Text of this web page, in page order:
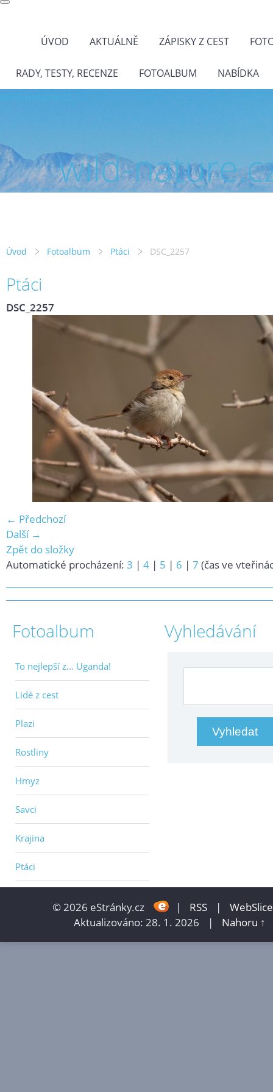
ÚVOD AKTUÁLNĚ ZÁPISKY Z CEST
RADY, TESTY, RECENZE FOTOALBUM NABÍDKA
wild-
Úvod Fotoalbum Ptáci DSC_2257
Ptáci
DSC_2257
← Předchozí
Další →
Zpět do složky
Automatické procházení: 3 | 4 | 5 | 6 | 7 (čas ve
Fotoalbum
To nejlepší z... Uganda!
Lidé z cest
Plazi
Rostliny
Hmyz
Savci
Krajina
Ptáci
Vyhledávání
© 2026 eStránky.cz | RSS |
WebSlice
Aktualizováno: 28. 1. 2026
| Nahoru ↑